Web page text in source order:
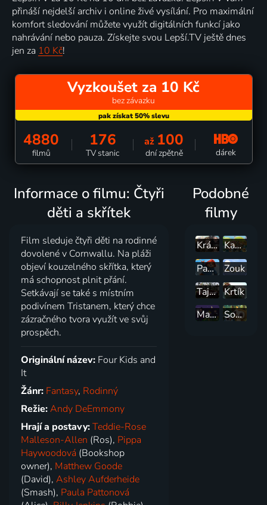
přináší nejdelší archiv i online živé vysílání. Pro maximální
komfort sledování můžete využít digitálních funkcí jako
nahrávání nebo pauza. Získejte svou Lepší.TV ještě dnes
jen za 10 Kč!
Vyzkoušet za 10 Kč
bez závazku
4880
filmů
176
TV stanic
až 100
dní zpětně dárek
Informace o filmu: Čtyři
děti a skřítek
Film sleduje čtyři děti na rodinné
dovolené v Cornwallu. Na pláži
objeví kouzelného skřítka, který
má schopnost plnit přání.
Setkávají se také s místním
podivínem Tristanem, který chce
zázračného tvora využít ve svůj
prospěch.
Originální název: Four Kids and
It
Žánr: Fantasy, Rodinný
Režie:Andy DeEmmony
Hrají a postavy:Teddie-Rose
Malleson-Allen (Ros), Pippa
Haywoodová (Bookshop
owner), Matthew Goode
(David),Ashley Aufderheide
(Smash), Paula Pattonová
Podobné
filmy
Král Laurin
Kamarád Timmy
Paddington a jeho dobrodružstvá
Zouk
Tajný život kluků
Krtík
Maličké království Bena a Holly
Sovička Odo